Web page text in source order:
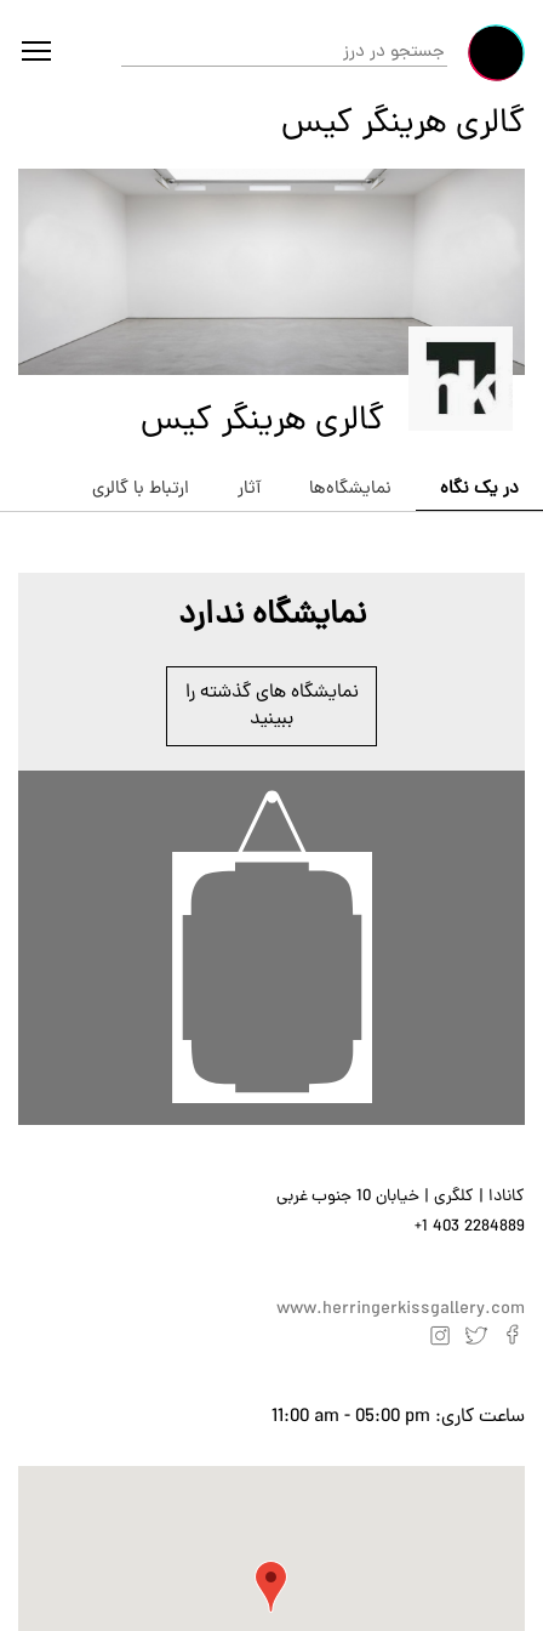
گالری هرینگر کیس
گالری هرینگر کیس
در یک نگاه نمایشگاه‌ها آثار ارتباط با گالری
نمایشگاه ندارد
نمایشگاه های گذشته را
ببینید
کانادا | کلگری | خیابان 10 جنوب غربی
+1 403 2284889
www.herringerkissgallery.com
ساعت کاری: 11:00 am - 05:00 pm